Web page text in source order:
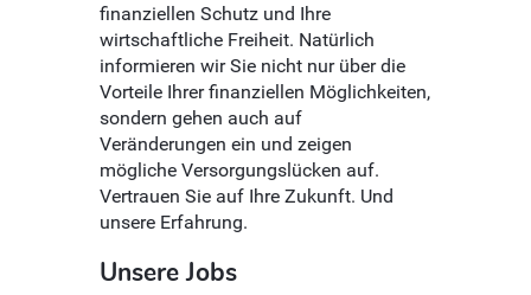
finanziellen Schutz und Ihre
wirtschaftliche Freiheit. Natürlich
informieren wir Sie nicht nur über die
Vorteile Ihrer finanziellen Möglichkeiten,
sondern gehen auch auf
Veränderungen ein und zeigen
mögliche Versorgungslücken auf.
Vertrauen Sie auf Ihre Zukunft. Und
unsere Erfahrung.
Unsere Jobs